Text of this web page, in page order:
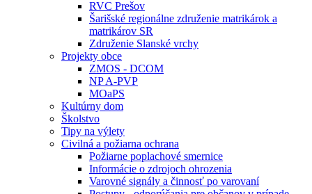
RVC Prešov
Šarišské regionálne združenie matrikárok a
matrikárov SR
Združenie Slanské vrchy
Projekty obce
ZMOS - DCOM
NP A-PVP
MOaPS
Kultúrny dom
Školstvo
Tipy na výlety
Civilná a požiarna ochrana
Požiarne poplachové smernice
Informácie o zdrojoch ohrozenia
Varovné signály a činnosť po varovaní